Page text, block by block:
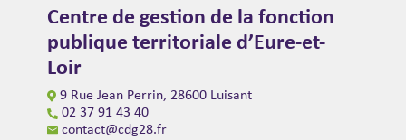
Centre de gestion de la fonction
publique territoriale d’Eure-et-
Loir
9 Rue Jean Perrin, 28600 Luisant
02 37 91 43 40
contact@cdg28.fr